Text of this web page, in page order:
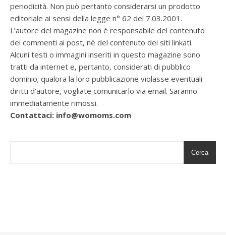
periodicità. Non può pertanto considerarsi un prodotto
editoriale ai sensi della legge n° 62 del 7.03.2001.
L’autore del magazine non è responsabile del contenuto
dei commenti ai post, nè del contenuto dei siti linkati.
Alcuni testi o immagini inseriti in questo magazine sono
tratti da internet e, pertanto, considerati di pubblico
dominio; qualora la loro pubblicazione violasse eventuali
diritti d’autore, vogliate comunicarlo via email. Saranno
immediatamente rimossi.
Contattaci: info@womoms.com
Cerca